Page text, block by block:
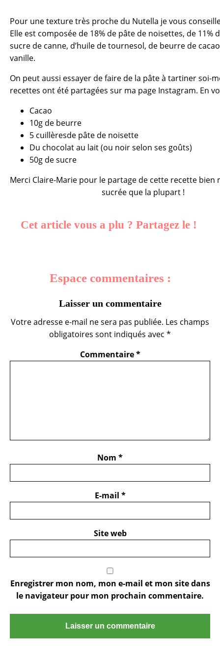
Pour une texture très proche du Nutella je vous
Elle est composée de 18% de pâte de noisettes, de 11%
sucre de canne, d’huile de tournesol, de beurre de
vanille.
On peut aussi essayer de faire de la pâte à tartiner soi-
recettes ont été partagées sur ma page Instagram. En
Cacao
10g de beurre
5 cuillèresde pâte de noisette
Du chocolat au lait (ou noir selon ses goûts)
50g de sucre
Merci Claire-Marie pour le partage de cette recette bien
sucrée que la plupart !
Cet article vous a plu ? Partagez le !
Espace commentaires :
Laisser un commentaire
Votre adresse e-mail ne sera pas publiée. Les champs
obligatoires sont indiqués avec *
Commentaire*
Nom *
E-mail *
Site web
Enregistrer mon nom, mon e-mail et mon site dans
le navigateur pour mon prochain commentaire.